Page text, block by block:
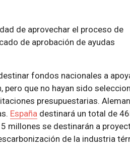
de aprovechar el proceso de
de aprobación de ayudas
fondos nacionales a
que no hayan sido
presupuestarias.
Españadestinará un total de
millones se destinarán a
de la industria